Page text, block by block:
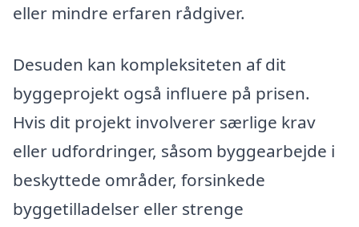
eller mindre erfaren rådgiver.
Desuden kan kompleksiteten af dit
byggeprojekt også influere på prisen.
Hvis dit projekt involverer særlige krav
eller udfordringer, såsom byggearbejde i
beskyttede områder, forsinkede
byggetilladelser eller strenge